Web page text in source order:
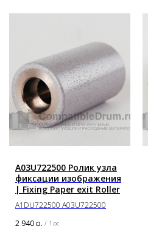
A03U722500 Ролик узла
фиксации изображения
| Fixing Paper exit Roller
A1DU722500 A03U722500
2 940р. / 1 pc